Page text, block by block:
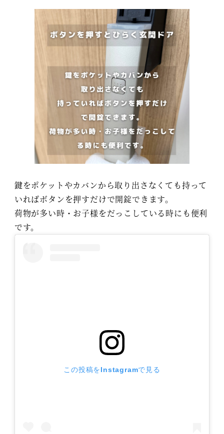
鍵をポケットやカバンから取り出さなくても持って
いればボタンを押すだけで開錠できます。
荷物が多い時・お子様をだっこしている時にも便利
です。
この投稿をInstagramで見る